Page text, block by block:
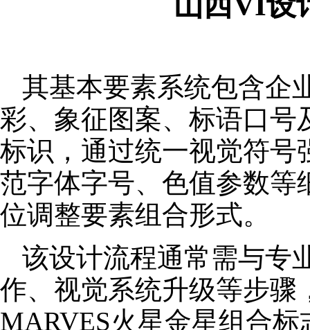
其基本要素系统包含企
彩、象征图案、标语口号
标识，通过统一视觉符号
范字体字号、色值参数等
位调整要素组合形式。
该设计流程通常需与专
作、视觉系统升级等步
MARVES火星金星组合